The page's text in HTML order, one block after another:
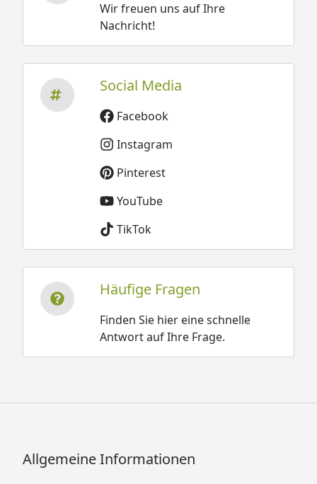
Wir freuen uns auf Ihre
Nachricht!
Social Media
Facebook
Instagram
Pinterest
YouTube
TikTok
Häufige Fragen
Finden Sie hier eine schnelle
Antwort auf Ihre Frage.
Allgemeine Informationen